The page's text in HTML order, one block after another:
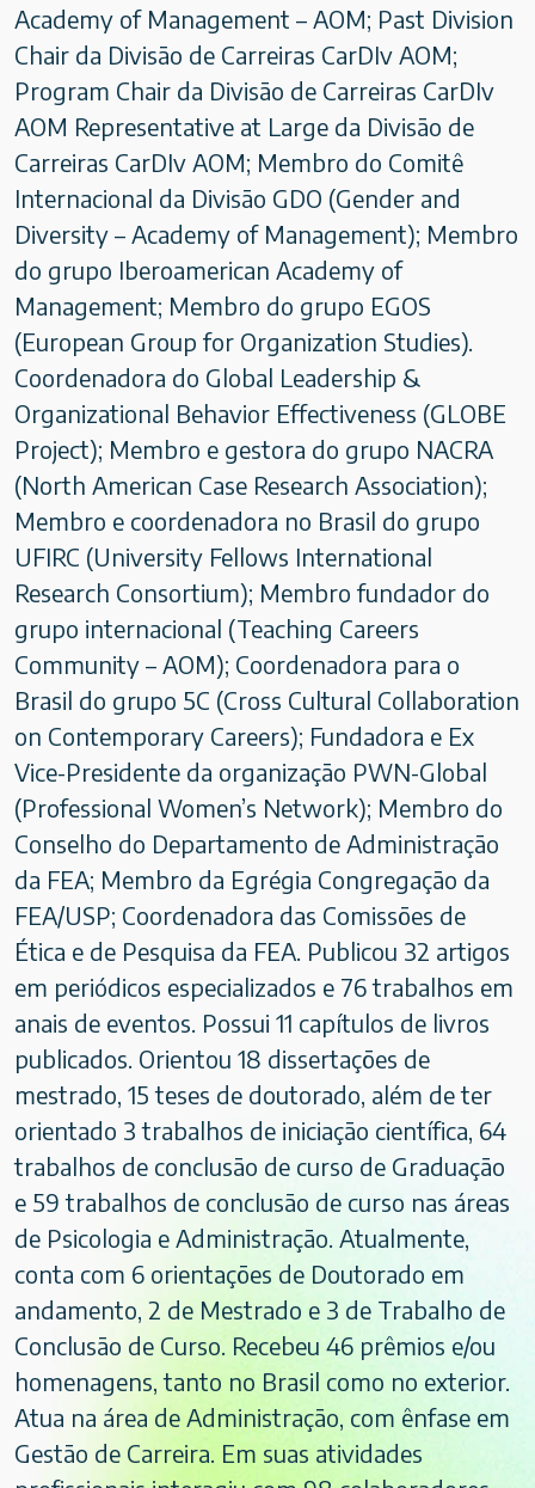
Academy of Management – AOM; Past Division
Chair da Divisão de Carreiras CarDIv AOM;
Program Chair da Divisão de Carreiras CarDIv
AOM Representative at Large da Divisão de
Carreiras CarDIv AOM; Membro do Comitê
Internacional da Divisão GDO (Gender and
Diversity – Academy of Management); Membro
do grupo Iberoamerican Academy of
Management; Membro do grupo EGOS
(European Group for Organization Studies).
Coordenadora do Global Leadership &
Organizational Behavior Effectiveness (GLOBE
Project); Membro e gestora do grupo NACRA
(North American Case Research Association);
Membro e coordenadora no Brasil do grupo
UFIRC (University Fellows International
Research Consortium); Membro fundador do
grupo internacional (Teaching Careers
Community – AOM); Coordenadora para o
Brasil do grupo 5C (Cross Cultural Collaboration
on Contemporary Careers); Fundadora e Ex
Vice-Presidente da organização PWN-Global
(Professional Women’s Network); Membro do
Conselho do Departamento de Administração
da FEA; Membro da Egrégia Congregação da
FEA/USP; Coordenadora das Comissões de
Ética e de Pesquisa da FEA. Publicou 32 artigos
em periódicos especializados e 76 trabalhos em
anais de eventos. Possui 11 capítulos de livros
publicados. Orientou 18 dissertações de
mestrado, 15 teses de doutorado, além de ter
orientado 3 trabalhos de iniciação científica, 64
trabalhos de conclusão de curso de Graduação
e 59 trabalhos de conclusão de curso nas áreas
de Psicologia e Administração. Atualmente,
conta com 6 orientações de Doutorado em
andamento, 2 de Mestrado e 3 de Trabalho de
Conclusão de Curso. Recebeu 46 prêmios e/ou
homenagens, tanto no Brasil como no exterior.
Atua na área de Administração, com ênfase em
Gestão de Carreira. Em suas atividades